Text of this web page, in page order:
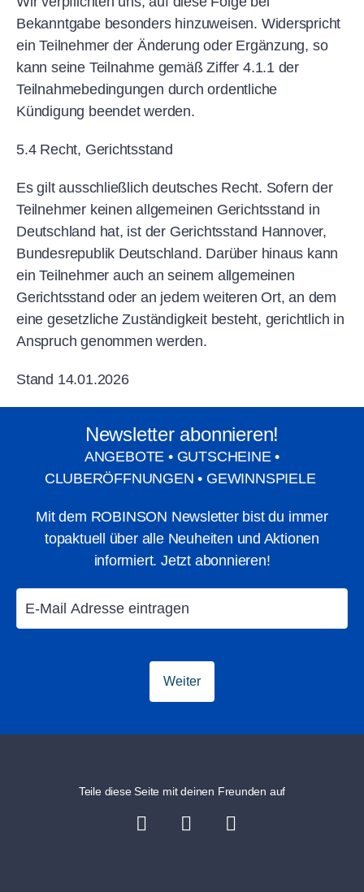
Bekanntgabe besonders hinzuweisen. Widerspricht
ein Teilnehmer der Änderung oder Ergänzung, so
kann seine Teilnahme gemäß Ziffer 4.1.1 der
Teilnahmebedingungen durch ordentliche
Kündigung beendet werden.
5.4 Recht, Gerichtsstand
Es gilt ausschließlich deutsches Recht. Sofern der
Teilnehmer keinen allgemeinen Gerichtsstand in
Deutschland hat, ist der Gerichtsstand Hannover,
Bundesrepublik Deutschland. Darüber hinaus kann
ein Teilnehmer auch an seinem allgemeinen
Gerichtsstand oder an jedem weiteren Ort, an dem
eine gesetzliche Zuständigkeit besteht, gerichtlich in
Anspruch genommen werden.
Stand 14.01.2026
Newsletter abonnieren!
ANGEBOTE • GUTSCHEINE •
CLUBERÖFFNUNGEN • GEWINNSPIELE
Mit dem ROBINSON Newsletter bist du immer
topaktuell über alle Neuheiten und Aktionen
informiert. Jetzt abonnieren!
Weiter
Teile diese Seite mit deinen Freunden auf